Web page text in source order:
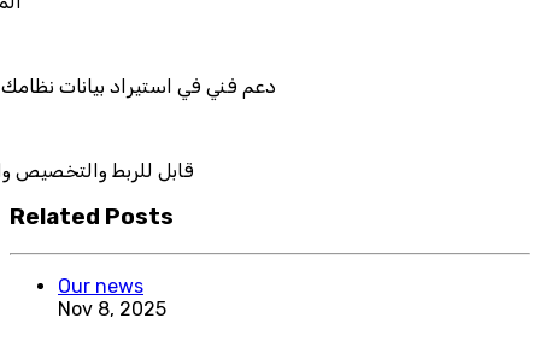
دعم فني في
قابل
Related Posts
Our news
Nov 8, 2025